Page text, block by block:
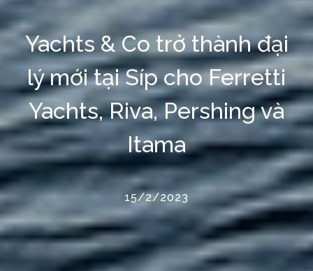
Yachts & Co trở thành đại
lý mới tại Síp cho Ferretti
Yachts, Riva, Pershing và
Itama
15/2/2023